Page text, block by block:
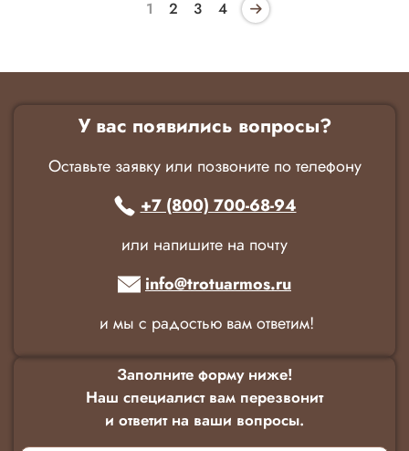
1 2 3 4
У вас появились вопросы?
Оставьте заявку или позвоните по телефону
+7 (800) 700-68-94
или напишите на почту
info@trotuarmos.ru
и мы с радостью вам ответим!
Заполните форму ниже!
Наш специалист вам перезвонит
и ответит на ваши вопросы.